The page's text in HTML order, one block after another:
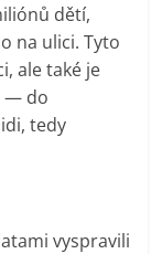
dětí,
na ulici. Tyto
ale také je
— do
tedy
vyspravili